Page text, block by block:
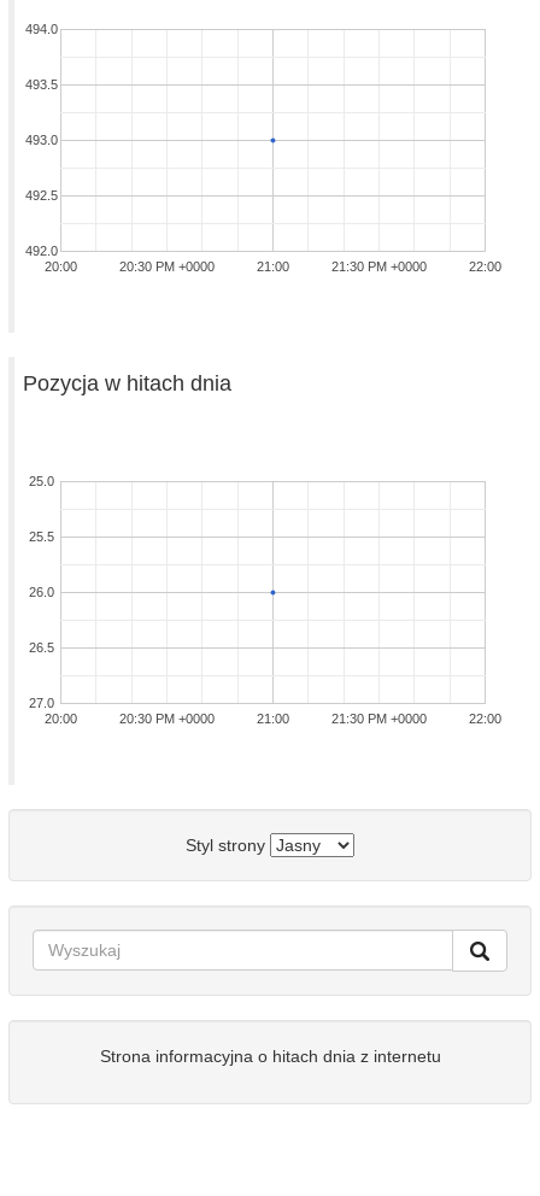
20:00 21:00 22:00
20:30 PM +0000 21:30 PM +0000
492.0
492.5
493.0
493.5
494.0
Pozycja w hitach dnia
20:00 21:00 22:00
20:30 PM +0000 21:30 PM +0000
25.0
25.5
26.0
26.5
27.0
Styl strony
Strona informacyjna o hitach dnia z internetu